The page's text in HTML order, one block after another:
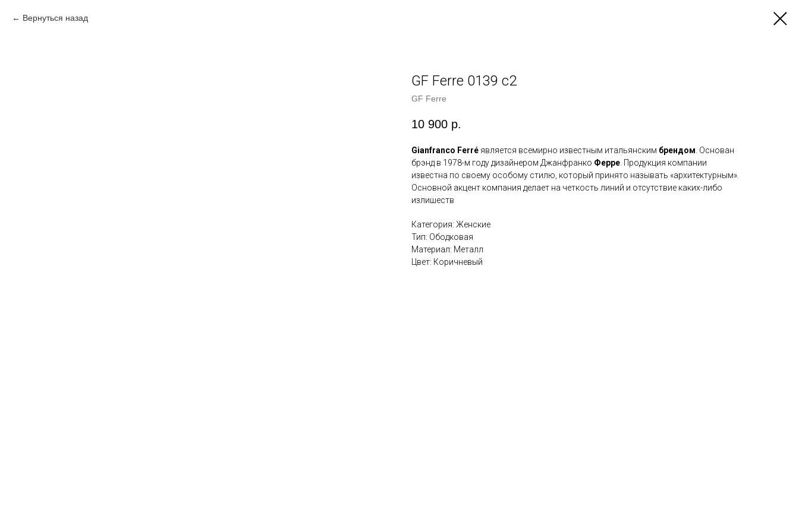
Вернуться назад
GF Ferre 0139 с2
GF Ferre
10 900 р.
Gianfranco Ferré является всемирно известным итальянским брендом. Основан
брэнд в 1978-м году дизайнером Джанфранко Ферре. Продукция компании
известна по своему особому стилю, который принято называть «архитектурным».
Основной акцент компания делает на четкость линий и отсутствие каких-либо
излишеств
Категория: Женские
Тип: Ободковая
Материал: Металл
Цвет: Коричневый